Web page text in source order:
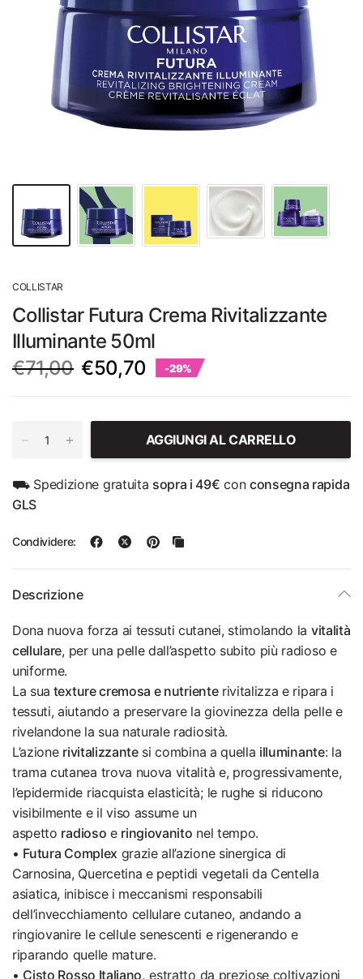
COLLISTAR
Collistar Futura Crema Rivitalizzante
Illuminante 50ml
€71,00 €50,70 -29%
AGGIUNGI AL CARRELLO
⛟ Spedizione gratuita sopra i 49€ con consegna rapida
GLS
Condividere:
Descrizione
Dona nuova forza ai tessuti cutanei, stimolando la vitalità
cellulare, per una pelle dall’aspetto subito più radioso e
uniforme.
La sua texture cremosa e nutriente rivitalizza e ripara i
tessuti, aiutando a preservare la giovinezza della pelle e
rivelandone la sua naturale radiosità.
L’azione rivitalizzante si combina a quella illuminante: la
trama cutanea trova nuova vitalità e, progressivamente,
l’epidermide riacquista elasticità; le rughe si riducono
visibilmente e il viso assume un
aspetto radioso e ringiovanito nel tempo.
• Futura Complex grazie all’azione sinergica di
Carnosina, Quercetina e peptidi vegetali da Centella
asiatica, inibisce i meccanismi responsabili
dell’invecchiamento cellulare cutaneo, andando a
ringiovanire le cellule senescenti e rigenerando e
riparando quelle mature.
• Cisto Rosso Italiano, estratto da preziose coltivazioni